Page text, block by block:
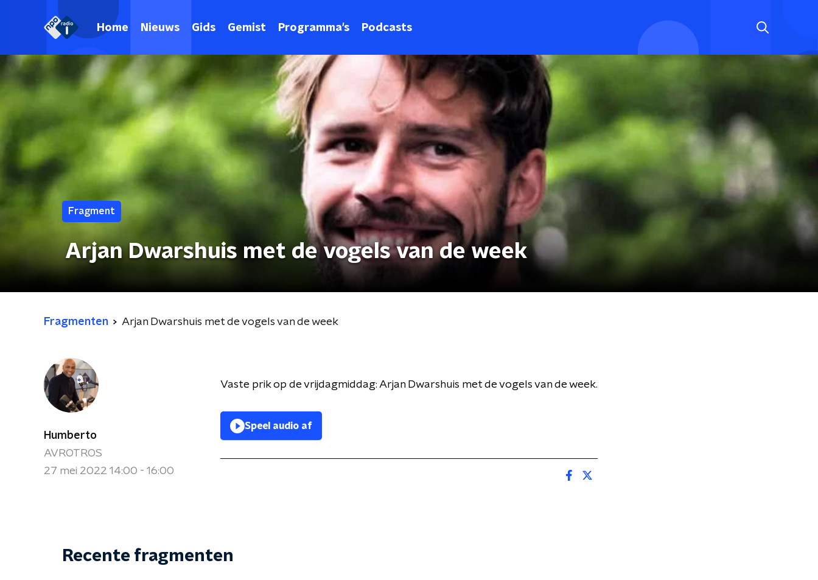
Home Nieuws Gids Gemist Programma's Podcasts
Fragment
Arjan Dwarshuis met de vogels van de week
Fragmenten Arjan Dwarshuis met de vogels van de week
Humberto
AVROTROS
27 mei 2022 14:00 - 16:00
Vaste prik op de vrijdagmiddag: Arjan Dwarshuis met de vogels van de week.
Speel audio af
Recente fragmenten